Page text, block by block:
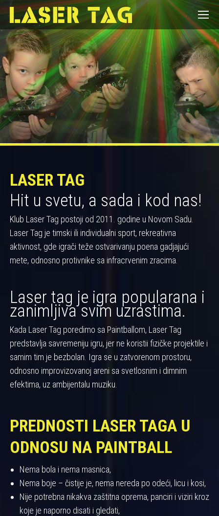
LASER TAG
Hit u svetu, a sada i kod nas!
Klub Laser Tag postoji od 2011. godine u Novom Sadu.
Laser Tag je timski ili individualni sport, rekreativna
aktivnost, gde igrači teže ostvarivanju poena gadjajući
mete, odnosno protivnike sa infracrvenim zracima.
Laser tag je igra popularana i
zanimljiva svim uzrastima.
Kada Laser Tag poredimo sa Paintballom, Laser Tag
predstavlja savremeniju igru, jer ne koristii fizičke projektile i
samim tim je bezbolan. Igra se u zatvorenom prostoru,
odnosno improvizovanoj areni sa svetlosnim i dimnim
efektima, uz ambijentalu muziku.
PREDNOSTI LASER TAGA U
ODNOSU NA PAINTBALL
Nema bola i nema masnica,
Nema boje – čistije je, nema nereda po odeći, licu i kosi,
Nije potrebna nikakva zaštitna oprema, panciri i viziri kroz
koje je naporno disati i gledati,